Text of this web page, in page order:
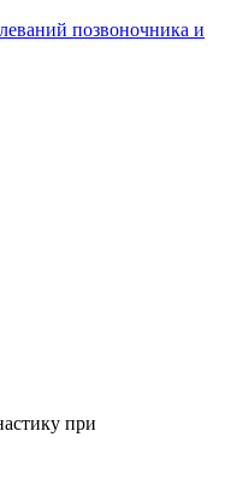
позвоночника и
при